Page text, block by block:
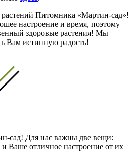
Питомника «Мартин-сад»!
настроение и время, поэтому
здоровые растения! Мы
Вам истинную радость!
сад! Для нас важны две вещи:
Ваше отличное настроение от их